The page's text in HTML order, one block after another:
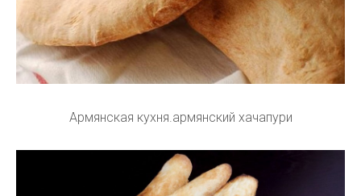
Армянская кухня.армянский хачапури